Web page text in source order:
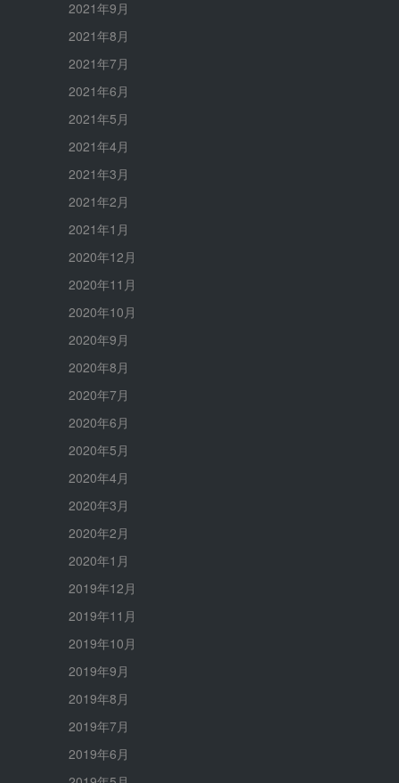
2021年9月
2021年8月
2021年7月
2021年6月
2021年5月
2021年4月
2021年3月
2021年2月
2021年1月
2020年12月
2020年11月
2020年10月
2020年9月
2020年8月
2020年7月
2020年6月
2020年5月
2020年4月
2020年3月
2020年2月
2020年1月
2019年12月
2019年11月
2019年10月
2019年9月
2019年8月
2019年7月
2019年6月